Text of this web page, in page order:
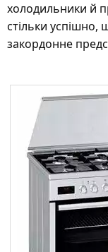
холодильники й
стільки успішно,
закордонне